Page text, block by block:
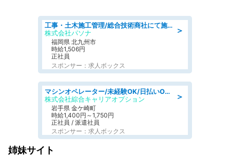
＞
工事・土木施工管理/総合技術商社にて施工管理のお仕事/即日勤務可/車通勤可/工事・土木施工管理/生産・品質管理
株式会社パソナ
福岡県 北九州市
時給1,506円
正社員
スポンサー：求人ボックス
＞
マシンオペレーター/未経験OK/日払いOK/寮完備/交替制/20・30・40代活躍中
株式会社綜合キャリアオプション
岩手県 金ケ崎町
時給1,400円～1,750円
正社員 / 派遣社員
スポンサー：求人ボックス
姉妹サイト